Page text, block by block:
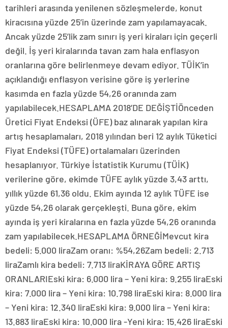
tarihleri arasında yenilenen sözleşmelerde, konut
kiracısına yüzde 25’in üzerinde zam yapılamayacak.
Ancak yüzde 25’lik zam sınırı iş yeri kiraları için geçerli
değil. İş yeri kiralarında tavan zam hala enflasyon
oranlarına göre belirlenmeye devam ediyor. TÜİK’in
açıklandığı enflasyon verisine göre iş yerlerine
kasımda en fazla yüzde 54,26 oranında zam
yapılabilecek.HESAPLAMA 2018’DE DEĞİŞTİÖnceden
Üretici Fiyat Endeksi (ÜFE) baz alınarak yapılan kira
artış hesaplamaları, 2018 yılından beri 12 aylık Tüketici
Fiyat Endeksi (TÜFE) ortalamaları üzerinden
hesaplanıyor. Türkiye İstatistik Kurumu (TÜİK)
verilerine göre, ekimde TÜFE aylık yüzde 3,43 arttı,
yıllık yüzde 61,36 oldu. Ekim ayında 12 aylık TÜFE ise
yüzde 54,26 olarak gerçekleşti. Buna göre, ekim
ayında iş yeri kiralarına en fazla yüzde 54,26 oranında
zam yapılabilecek.HESAPLAMA ÖRNEĞİMevcut kira
bedeli: 5.000 liraZam oranı: %54,26Zam bedeli: 2.713
liraZamlı kira bedeli: 7.713 liraKİRAYA GÖRE ARTIŞ
ORANLARIEski kira: 6.000 lira – Yeni kira: 9.255 liraEski
kira: 7.000 lira – Yeni kira: 10.798 liraEski kira: 8.000 lira
– Yeni kira: 12.340 liraEski kira: 9.000 lira – Yeni kira:
13.883 liraEski kira: 10.000 lira -Yeni kira: 15.426 liraEski